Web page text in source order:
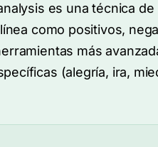
es una técnica
como positivos,
más
(alegría, ira,